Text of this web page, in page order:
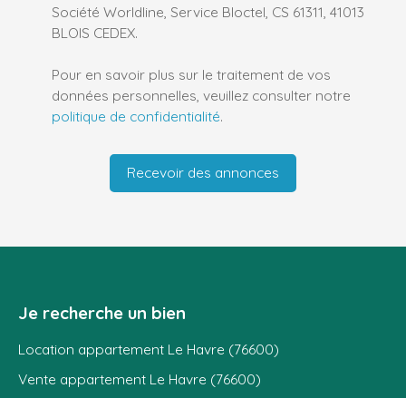
Société Worldline, Service Bloctel, CS 61311, 41013
BLOIS CEDEX.
Pour en savoir plus sur le traitement de vos
données personnelles, veuillez consulter notre
politique de confidentialité.
Recevoir des annonces
Je recherche un bien
Location appartement Le Havre (76600)
Vente appartement Le Havre (76600)